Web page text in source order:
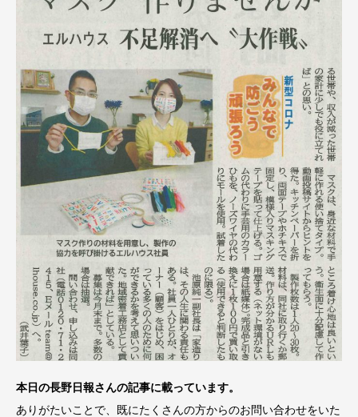
本日の長野日報さんの記事に載っています。
ありがたいことで、既にたくさんの方からのお問い合わせをいた